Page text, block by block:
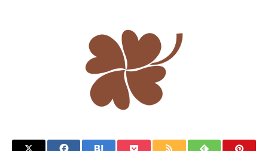
健康診断・人間ドック